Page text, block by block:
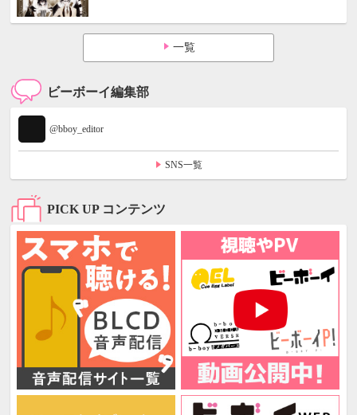
一覧
ビーボーイ編集部
@bboy_editor
SNS一覧
PICK UP コンテンツ